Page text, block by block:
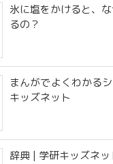
氷に塩をかけると、
るの？
まんがでよくわかる
キッズネット
辞典 | 学研キッズネッ